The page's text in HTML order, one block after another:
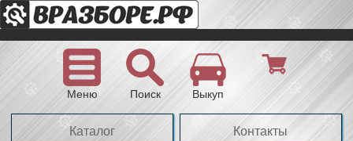
Меню Поиск Выкуп
Каталог Контакты